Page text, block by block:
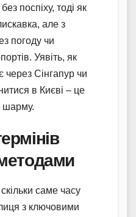
поспіху, тоді як
але з
погоду чи
Уявіть, як
Сінгапур чи
в Києві – це
шарму.
саме часу
з ключовими